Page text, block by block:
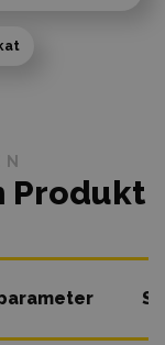
Produkt